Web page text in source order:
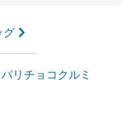
グ
リチョコクルミ